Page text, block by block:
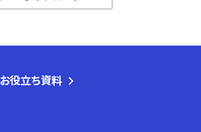
お役立ち資料